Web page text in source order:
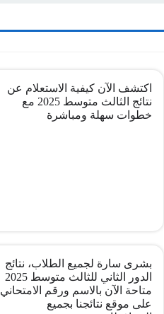
اكتشف الآن كيفية الاستعلام عن
نتائج الثالث متوسط 2025 مع
خطوات سهلة ومباشرة
بشرى سارة لجميع الطلاب، نتائج
الدور الثاني للثالث متوسط 2025
متاحة الآن بالاسم ورقم الامتحاني
على موقع نتائجنا بجميع